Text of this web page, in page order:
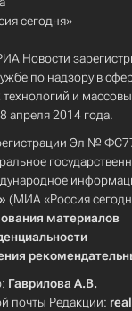
сегодня»
Новости
по надзору в
и
апреля 2014 года.
Эл №
(МИА «Россия
материалов
Гаврилова А.В.
почты Редакции: